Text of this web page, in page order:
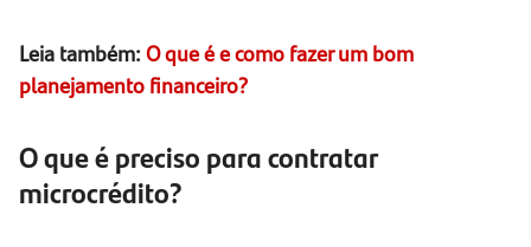
Leia também: O que é e como fazer um bom
planejamento financeiro?
O que é preciso para contratar
microcrédito?